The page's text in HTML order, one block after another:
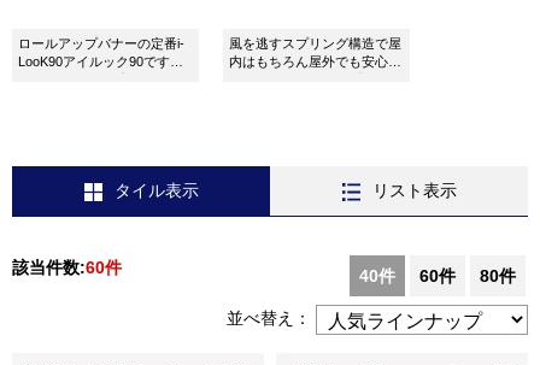
ロールアップバナーの定番i-
LooK90アイルック90です。
風を逃すスプリング構造で屋
内はもちろん屋外でも安心し
タイル表示 リスト表示
該当件数:60件 40件 60件 80件
並べ替え：